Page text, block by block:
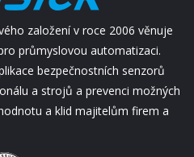
založení v roce 2006 věnuje
průmyslovou automatizaci.
bezpečnostních senzorů
a strojů a prevenci možných
a klid majitelům firem a